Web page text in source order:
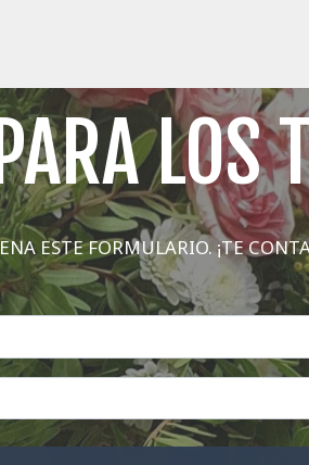
LOS
ESTE FORMULARIO. ¡TE